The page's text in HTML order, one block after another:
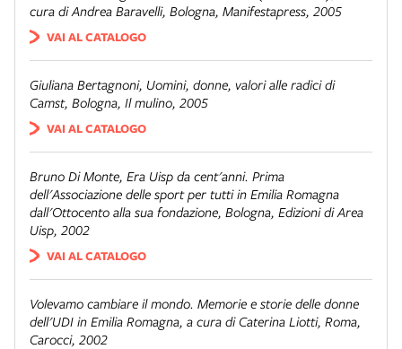
cura di Andrea Baravelli, Bologna, Manifestapress, 2005
VAI AL CATALOGO
Giuliana Bertagnoni, Uomini, donne, valori alle radici di
Camst, Bologna, Il mulino, 2005
VAI AL CATALOGO
Bruno Di Monte, Era Uisp da cent'anni. Prima
dell'Associazione delle sport per tutti in Emilia Romagna
dall'Ottocento alla sua fondazione, Bologna, Edizioni di Area
Uisp, 2002
VAI AL CATALOGO
Volevamo cambiare il mondo. Memorie e storie delle donne
dell'UDI in Emilia Romagna, a cura di Caterina Liotti, Roma,
Carocci, 2002